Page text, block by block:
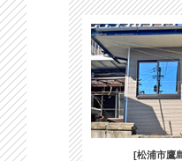
[松浦市鷹